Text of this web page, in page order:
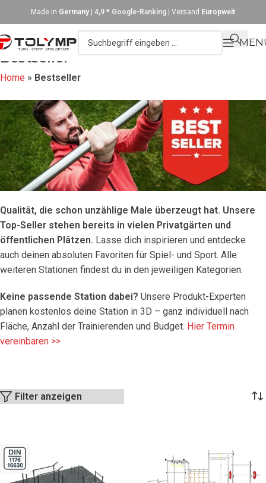
Made in Germany 4,9 * Google-Ranking | Versand Europweit
Bestseller
Home » Bestseller
Qualität, die schon unzählige Male überzeugt hat. Unsere
Top-Seller stehen bereits in vielen Privatgärten und
öffentlichen Plätzen. Lasse dich inspirieren und entdecke
auch deinen absoluten Favoriten für Spiel- und Sport. Alle
weiteren Stationen findest du in den jeweiligen Kategorien.
Keine passende Station dabei? Unsere Produkt-Experten
planen kostenlos deine Station in 3D – ganz individuell nach
Fläche, Anzahl der Trainierenden und Budget. Hier Termin
vereinbaren >>
Filter anzeigen